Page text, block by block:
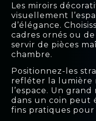
Les miroirs
visuellement
d’élégance.
cadres ornés ou
servir de pièces
chambre.
Positionnez-les
refléter la
l’espace. Un
dans un coin peut
fins pratiques pour